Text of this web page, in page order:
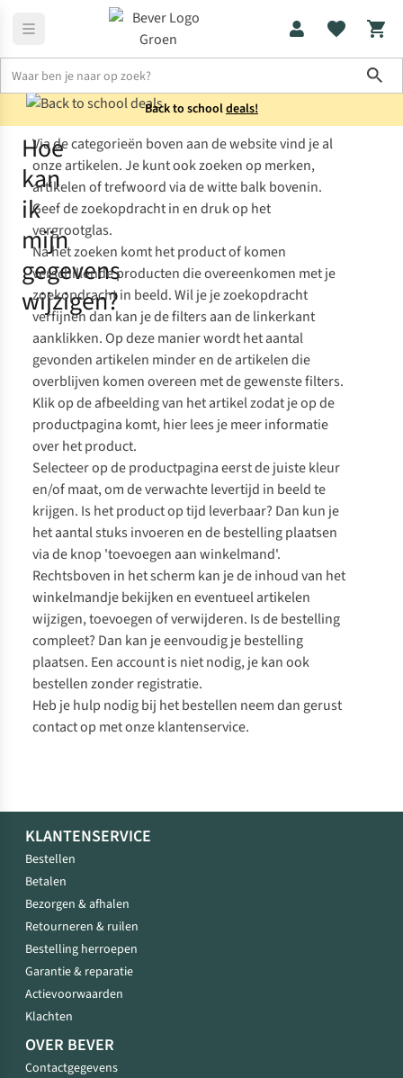
Back to schooldeals!
Klantenservice wijzigen_gegevens
Hoe
kan
ik
mijn
gegevens
wijzigen?
Via de categorieën boven aan de website vind je al
onze artikelen. Je kunt ook zoeken op merken,
artikelen of trefwoord via de witte balk bovenin.
Geef de zoekopdracht in en druk op het
vergrootglas.
Na het zoeken komt het product of komen
verschillende producten die overeenkomen met je
zoekopdracht in beeld. Wil je je zoekopdracht
verfijnen dan kan je de filters aan de linkerkant
aanklikken. Op deze manier wordt het aantal
gevonden artikelen minder en de artikelen die
overblijven komen overeen met de gewenste filters.
Klik op de afbeelding van het artikel zodat je op de
productpagina komt, hier lees je meer informatie
over het product.
Selecteer op de productpagina eerst de juiste kleur
en/of maat, om de verwachte levertijd in beeld te
krijgen. Is het product op tijd leverbaar? Dan kun je
het aantal stuks invoeren en de bestelling plaatsen
via de knop 'toevoegen aan winkelmand'.
Rechtsboven in het scherm kan je de inhoud van het
winkelmandje bekijken en eventueel artikelen
wijzigen, toevoegen of verwijderen. Is de bestelling
compleet? Dan kan je eenvoudig je bestelling
plaatsen. Een account is niet nodig, je kan ook
bestellen zonder registratie.
Heb je hulp nodig bij het bestellen neem dan gerust
contact op met onze klantenservice.
KLANTENSERVICE
Bestellen
Betalen
Bezorgen & afhalen
Retourneren & ruilen
Bestelling herroepen
Garantie & reparatie
Actievoorwaarden
Klachten
OVER BEVER
Contactgegevens